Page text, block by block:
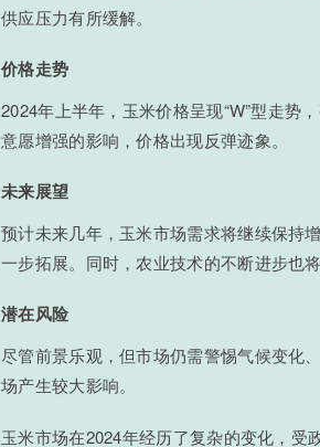
供应压力有所缓解。
价格走势
2024年上半年，玉米价格呈现“W”型走势
意愿增强的影响，价格出现反弹迹象。
未来展望
预计未来几年，玉米市场需求将继续保持
一步拓展。同时，农业技术的不断进步也将
潜在风险
尽管前景乐观，但市场仍需警惕气候变化
场产生较大影响。
玉米市场在2024年经历了复杂的变化，受